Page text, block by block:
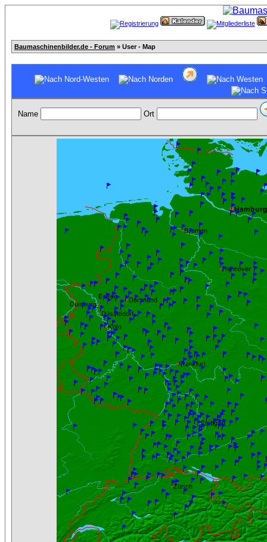
Baumaschinenbilder.de - Forum » User - Map
Name Ort